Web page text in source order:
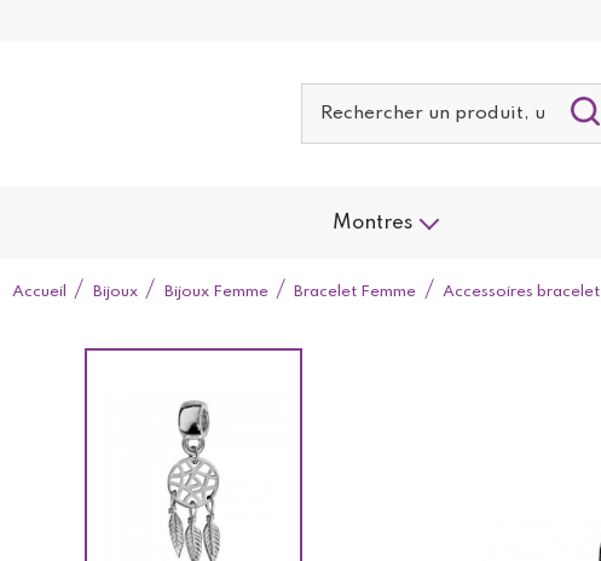
Montres
Accueil Bijoux Bijoux Femme Bracelet Femme Accessoires bracelet